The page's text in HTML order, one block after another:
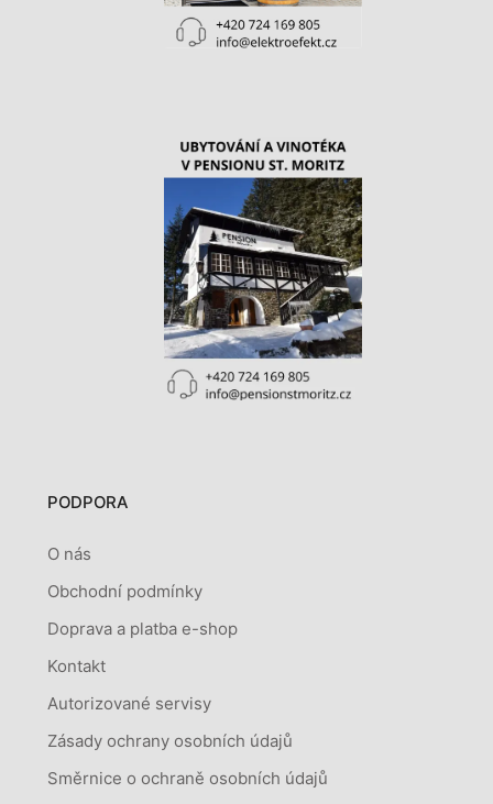
PODPORA
O nás
Obchodní podmínky
Doprava a platba e-shop
Kontakt
Autorizované servisy
Zásady ochrany osobních údajů
Směrnice o ochraně osobních údajů